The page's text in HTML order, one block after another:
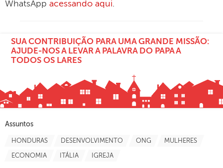
WhatsApp acessando aqui
SUA CONTRIBUIÇÃO PARA UMA GRANDE MISSÃO:
AJUDE-NOS A LEVAR A PALAVRA DO PAPA A
TODOS OS LARES
Assuntos
HONDURAS DESENVOLVIMENTO ONG MULHERES
ECONOMIA ITÁLIA IGREJA